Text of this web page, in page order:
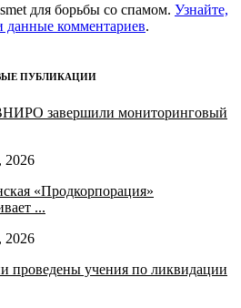
для борьбы со спамом. Узнайте,
данные комментариев.
ПУБЛИКАЦИИ
завершили мониторинговый
2026
«Продкорпорация»
...
2026
проведены учения по ликвидации